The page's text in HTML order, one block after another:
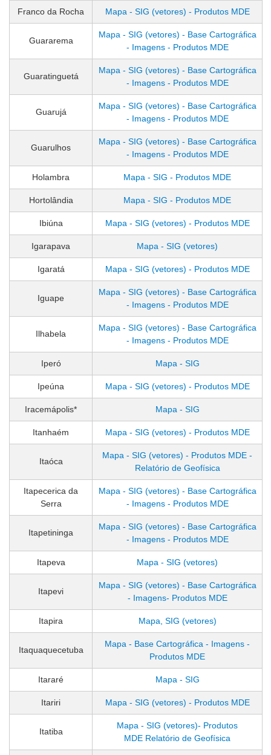
Franco da Rocha Mapa - SIG (vetores) - Produtos MDE
Guararema
Mapa - SIG (vetores) - Base Cartográfica
- Imagens - Produtos MDE
Guaratinguetá
Mapa - SIG (vetores) - Base Cartográfica
- Imagens - Produtos MDE
Guarujá
Mapa - SIG (vetores) - Base Cartográfica
- Imagens - Produtos MDE
Guarulhos
Mapa - SIG (vetores) - Base Cartográfica
- Imagens - Produtos MDE
Holambra Mapa - SIG - Produtos MDE
Hortolândia Mapa - SIG - Produtos MDE
Ibiúna Mapa - SIG (vetores) - Produtos MDE
Igarapava Mapa - SIG (vetores)
Igaratá Mapa - SIG (vetores) - Produtos MDE
Iguape
Mapa - SIG (vetores) - Base Cartográfica
- Imagens - Produtos MDE
Ilhabela
Mapa - SIG (vetores) - Base Cartográfica
- Imagens - Produtos MDE
Iperó Mapa - SIG
Ipeúna Mapa - SIG (vetores) - Produtos MDE
Iracemápolis* Mapa - SIG
Itanhaém Mapa - SIG (vetores) - Produtos MDE
Itaóca
Mapa - SIG (vetores) - Produtos MDE -
Relatório de Geofísica
Itapecerica da
Serra
Mapa - SIG (vetores) - Base Cartográfica
- Imagens - Produtos MDE
Itapetininga
Mapa - SIG (vetores) - Base Cartográfica
- Imagens - Produtos MDE
Itapeva Mapa - SIG (vetores)
Itapevi
Mapa - SIG (vetores) - Base Cartográfica
- Imagens- Produtos MDE
Itapira Mapa, SIG (vetores)
Itaquaquecetuba
Mapa - Base Cartográfica - Imagens -
Produtos MDE
Itararé Mapa - SIG
Itariri Mapa - SIG (vetores) - Produtos MDE
Itatiba
Mapa - SIG (vetores)- Produtos
MDE Relatório de Geofísica